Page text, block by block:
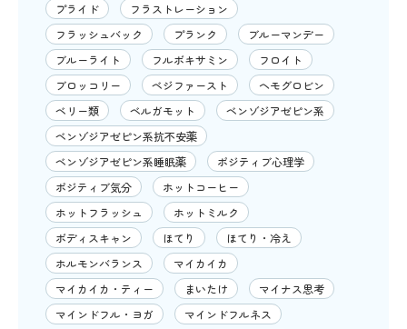
プライド
フラストレーション
フラッシュバック
プランク
ブルーマンデー
ブルーライト
フルボキサミン
フロイト
ブロッコリー
ベジファースト
ヘモグロビン
ベリー類
ベルガモット
ベンゾジアゼピン系
ベンゾジアゼピン系抗不安薬
ベンゾジアゼピン系睡眠薬
ポジティブ心理学
ポジティブ気分
ホットコーヒー
ホットフラッシュ
ホットミルク
ボディスキャン
ほてり
ほてり・冷え
ホルモンバランス
マイカイカ
マイカイカ・ティー
まいたけ
マイナス思考
マインドフル・ヨガ
マインドフルネス